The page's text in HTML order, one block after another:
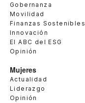
Gobernanza
Movilidad
Finanzas Sostenibles
Innovación
El ABC del ESG
Opinión
Mujeres
Actualidad
Liderazgo
Opinión